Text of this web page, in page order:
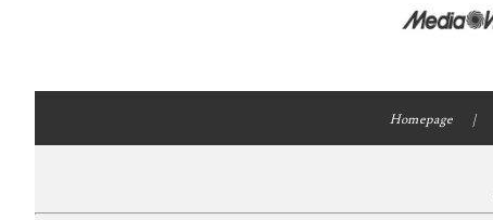
Homepage